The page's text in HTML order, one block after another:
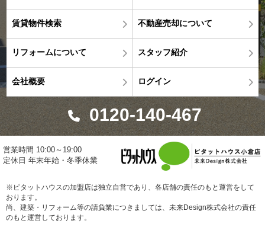
賃貸物件検索 不動産売却について
リフォームについて スタッフ紹介
会社概要 ログイン
0120-140-467
営業時間 10:00～19:00
定休日 年末年始・冬季休業
※ピタットハウスの加盟店は独立自営であり、各店舗の責任のもと運営をして
おります。
尚、建築・リフォーム等の請負業につきましては、未来Design株式会社の責任
のもと運営しております。